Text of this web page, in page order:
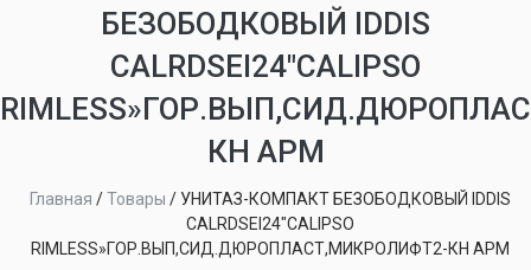
БЕЗОБОДКОВЫЙ IDDIS
CALRDSEI24″CALIPSO
КН АРМ
Главная /Товары / УНИТАЗ-КОМПАКТ БЕЗОБОДКОВЫЙ IDDIS
CALRDSEI24″CALIPSO
RIMLESS»ГОР.ВЫП,СИД.ДЮРОПЛАСТ,МИКРОЛИФТ2-КН АРМ